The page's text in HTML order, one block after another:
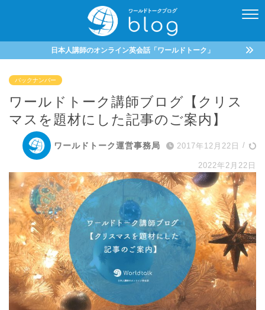
日本人講師のオンライン英会話「ワールドトーク」
バックナンバー
ワールドトーク講師ブログ【クリス
マスを題材にした記事のご案内】
ワールドトーク運営事務局 2017年12月22日 /
2022年2月22日